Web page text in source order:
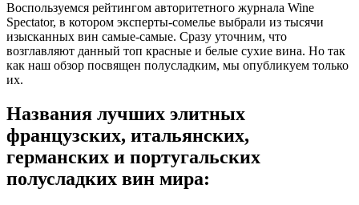
Воспользуемся рейтингом авторитетного журнала Wine
Spectator, в котором эксперты-сомелье выбрали из тысячи
изысканных вин самые-самые. Сразу уточним, что
возглавляют данный топ красные и белые сухие вина. Но так
как наш обзор посвящен полусладким, мы опубликуем только
их.
Названия лучших элитных
французских, итальянских,
германских и португальских
полусладких вин мира: